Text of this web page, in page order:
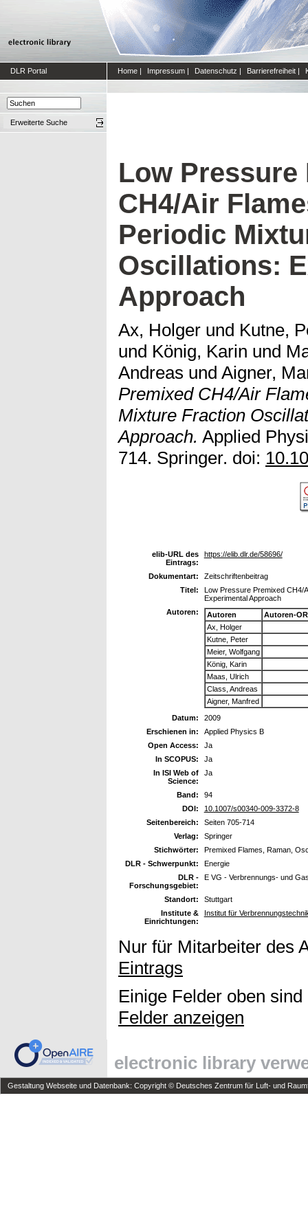
DLR Portal Home | Impressum | Datenschutz | Barrierefreiheit |
Erweiterte Suche
Low Pressure
CH4/Air
Periodic
Oscillations:
Approach
Ax, Holger und Kutne,
und König, Karin und
Andreas und Aigner,
Premixed CH4/Air
Mixture Fraction
Approach. Applied
714. Springer. doi:
elib-URL des
Eintrags:
https://elib.dlr.de/58696/
Dokumentart:
Zeitschriftenbeitrag
Titel:
Low Pressure Premixed CH4/
Experimental Approach
Autoren:
Autoren
Autoren-
Ax, Holger
Kutne, Peter
Meier, Wolfgang
König, Karin
Maas, Ulrich
Class, Andreas
Aigner, Manfred
Datum:
2009
Erschienen in:
Applied Physics B
Open Access:
Ja
In SCOPUS:
Ja
In ISI Web of
Science:
Ja
Band:
94
DOI:
10.1007/s00340-009-3372-8
Seitenbereich:
Seiten 705-714
Verlag:
Springer
Stichwörter:
Premixed Flames, Raman,
DLR - Schwerpunkt:
Energie
DLR -
Forschungsgebiet:
E VG - Verbrennungs- und
Standort:
Stuttgart
Institute &
Einrichtungen:
Institut für
Nur für Mitarbeiter des
Eintrags
Einige Felder oben
Felder anzeigen
electronic library
Gestaltung Webseite und Datenbank: Copyright © Deutsches Zentrum für Luft- und